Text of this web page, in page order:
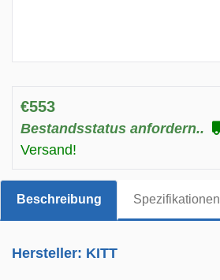
€553
Bestandsstatus anfordern..
Versand!
Beschreibung Spezifikationen
Hersteller: KITT